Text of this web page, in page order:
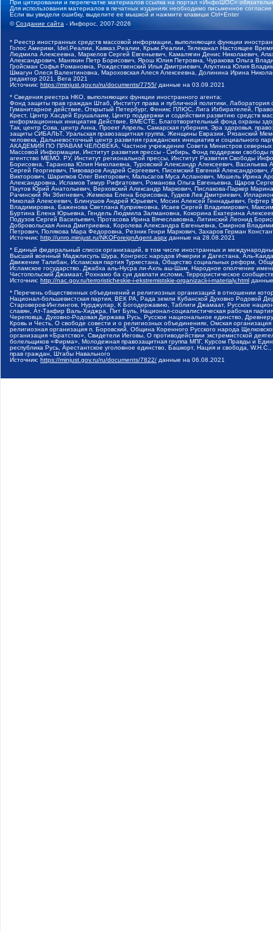
При цитировании и перепечатке материалов ссылка на портал «ИнфоШОС»
Для использования материалов в печатных изданиях необходимо письменное
Если вы увидели ошибку, выделите ее мышкой и нажмите клавиши Ctrl+Enter
©Создание сайта - Инфорос, 2007-2026
* Реестр иностранных средств массовой информации, выполняющих функции
Голос Америки, Idel.Реалии, Кавказ.Реалии, Крым.Реалии, Телеканал Настоящее
Людмила Алексеевна, Маркелов Сергей Евгеньевич, Камалягин Денис Николаевич,
Александрович, Маняхин Петр Борисович, Ярош Юлия Петровна, Чуракова Ольга
Гройсман Софья Романовна, Рождественский Илья Дмитриевич, Апухтина Юлия
Шмагун Олеся Валентиновна, Мароховская Алеся Алексеевна, Долинина Ирина
редактор 2021, Вега 2021
Источник: https://minjust.gov.ru/ru/documents/7755/ данные на 03.09.2021
* Сведения реестра НКО, выполняющих функции иностранного агента:
Фонд защиты прав граждан Штаб, Институт права и публичной политики,
Гуманитарное действие, Открытый Петербург, Феникс ПЛЮС, Лига Избирателей,
Крест, Центр Хасдей Ерушалаим, Центр поддержки и содействия развитию средств
информационных инициатив Действие, ВМЕСТЕ, Благотворительный фонд охраны
Так, центр Сова, центр Анна, Проект Апрель, Самарская губерния, Эра здоровья,
защиты СИБАЛЬТ, Уральская правозащитная группа, Женщины Евразии, Рязанский
человека, Дальневосточный центр развития гражданских инициатив и социального
АКАДЕМИЯ ПО ПРАВАМ ЧЕЛОВЕКА, Частное учреждение Совета Министров северных
Массовой Информации, Институт развития прессы - Сибирь, Фонд поддержки
агентство МЕМО. РУ, Институт региональной прессы, Институт Развития Свободы
Борисовна, Таранова Юлия Николаевна, Туровский Александр Алексеевич,
Сергей Георгиевич, Пивоваров Андрей Сергеевич, Писемский Евгений
Викторович, Шарипков Олег Викторович, Мальсагов Муса Асланович, Мошель Ирина
Александровна, Исламов Тимур Рифгатович, Романова Ольга Евгеньевна, Щаров
Паутов Юрий Анатольевич, Верховский Александр Маркович, Пислакова-Паркер
Рачинский Ян Збигневич, Жемкова Елена Борисовна, Гудков Лев Дмитриевич,
Николай Алексеевич, Блинушов Андрей Юрьевич, Мосин Алексей Геннадьевич,
Владимировна, Баженова Светлана Куприяновна, Исаев Сергей Владимирович,
Буртина Елена Юрьевна, Гендель Людмила Залмановна, Кокорина Екатерина
Подузов Сергей Васильевич, Протасова Ирина Вячеславовна, Литинский Леонид
Добровольская Анна Дмитриевна, Королева Александра Евгеньевна, Смирнов
Петрович, Полякова Мара Федоровна, Резник Генри Маркович, Захаров Герман
Источник: http://unro.minjust.ru/NKOForeignAgent.aspx данные на 28.08.2021
* Единый федеральный список организаций, в том числе иностранных и
Высший военный Маджлисуль Шура, Конгресс народов Ичкерии и Дагестана, Аль-
Движение Талибан, Исламская партия Туркестана, Общество социальных реформ,
Исламское государство, Джабха аль-Нусра ли-Ахль аш-Шам, Народное ополчение
Чистопольский Джамаат, Рохнамо ба суи давлати исломи, Террористическое
Источник: http://nac.gov.ru/terroristicheskie-i-ekstremistskie-organizacii-i-materialy.html
* Перечень общественных объединений и религиозных организаций в отношении
Национал-большевистская партия, ВЕК РА, Рада земли Кубанской Духовно Родовой
Староверов-Инглингов, Нурджулар, К Богодержавию, Таблиги Джамаат, Русское
славян, Ат-Такфир Валь-Хиджра, Пит Буль, Национал-социалистическая рабочая
Череповца, Духовно-Родовая Держава Русь, Русское национальное единство,
Кровь и Честь, О свободе совести и о религиозных объединениях, Омская
религиозная организация п. Боровский, Община Коренного Русского народа
организация «Братство», Свидетели Иеговы, О противодействии экстремистской
болельщиков «Фирма», Молодежная правозащитная группа МПГ, Курсом Правды и
республика Русь, Арестантское уголовное единство, Башкорт, Нация и свобода,
прав граждан, Штабы Навального
Источник: https://minjust.gov.ru/ru/documents/7822/ данные на 06.08.2021